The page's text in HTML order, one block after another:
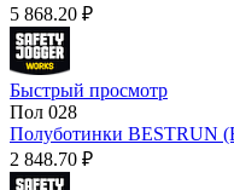
5 868.20 ₽
Быстрый просмотр
Пол 028
Полуботинки
2 848.70 ₽